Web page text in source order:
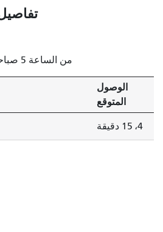
من الساعة 5 صباحاً حتى منتصف الليل يومياً
الوصول
المتوقع
4، 15 دقيقة